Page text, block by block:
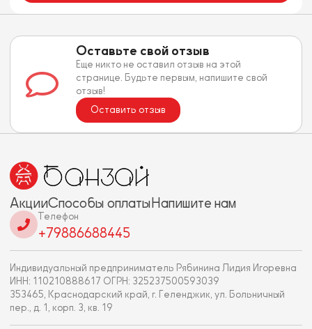
Оставьте свой отзыв
Еще никто не оставил отзыв на этой
странице. Будьте первым, напишите свой
отзыв!
Оставить отзыв
АкцииСпособы оплатыНапишите нам
Телефон
+79886688445
Индивидуальный предприниматель Рябинина Лидия Игоревна
ИНН: 110210888617 ОГРН: 325237500593039
353465, Краснодарский край, г. Геленджик, ул. Больничный
пер., д. 1, корп. 3, кв. 19